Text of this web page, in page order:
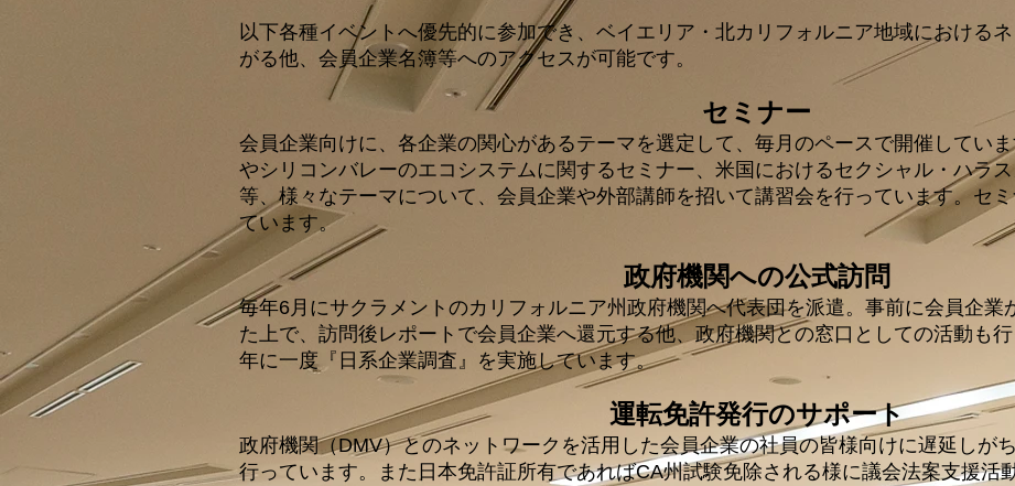
以下各種イベントへ優先的に参加でき、ベイエリア・北カリフォルニア地域における
がる他、会員企業名簿等へのアクセスが可能です。
セミナー
会員企業向けに、各企業の関心があるテーマを選定して、毎月のペースで開催してい
やシリコンバレーのエコシステムに関するセミナー、米国におけるセクシャル・ハラ
等、様々なテーマについて、会員企業や外部講師を招いて講習会を行っています。セ
ています。
政府機関への公式訪問
毎年6月にサクラメントのカリフォルニア州政府機関へ代表団を派遣。事前に会員企業
た上で、訪問後レポートで会員企業へ還元する他、政府機関との窓口としての活動も
年に一度『日系企業調査』を実施しています。
運転免許発行のサポート
政府機関（DMV）とのネットワークを活用した会員企業の社員の皆様向けに遅延しが
行っています。また日本免許証所有であればCA州試験免除される様に議会法案支援活